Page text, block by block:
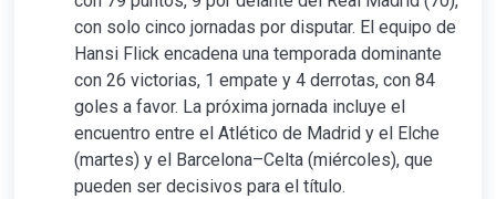
con solo cinco jornadas por disputar. El equipo de
Hansi Flick encadena una temporada dominante
con 26 victorias, 1 empate y 4 derrotas, con 84
goles a favor. La próxima jornada incluye el
encuentro entre el Atlético de Madrid y el Elche
(martes) y el Barcelona–Celta (miércoles), que
pueden ser decisivos para el título.